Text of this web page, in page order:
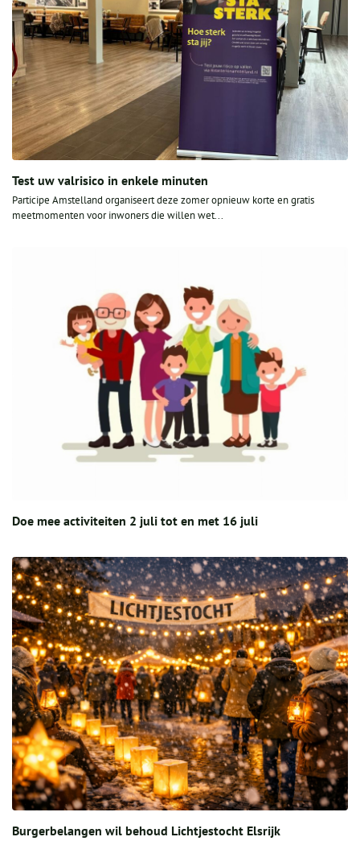
Test uw valrisico in enkele minuten
Participe Amstelland organiseert deze zomer opnieuw korte en gratis
meetmomenten voor inwoners die willen wet...
Doe mee activiteiten 2 juli tot en met 16 juli
Burgerbelangen wil behoud Lichtjestocht Elsrijk